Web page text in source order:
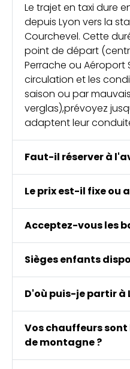
Le trajet en taxi dure
depuis Lyon vers la
Courchevel. Cette
point de départ
Perrache ou Aéroport
circulation et les
saison ou par
verglas),prévoyez
adaptent leur
Faut-il réserver à
Le prix est-il fixe ou
Acceptez-vous les
Sièges enfants
D'où puis-je partir à
Vos chauffeurs
de montagne ?